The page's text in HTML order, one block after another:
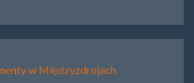
w Międzyzdrojach